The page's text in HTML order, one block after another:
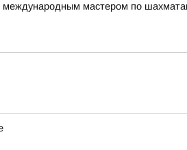
международным мастером по